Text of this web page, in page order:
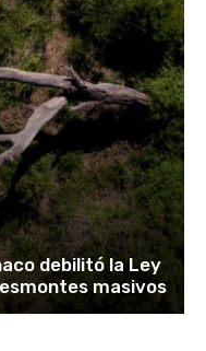
debilitó la Ley
masivos